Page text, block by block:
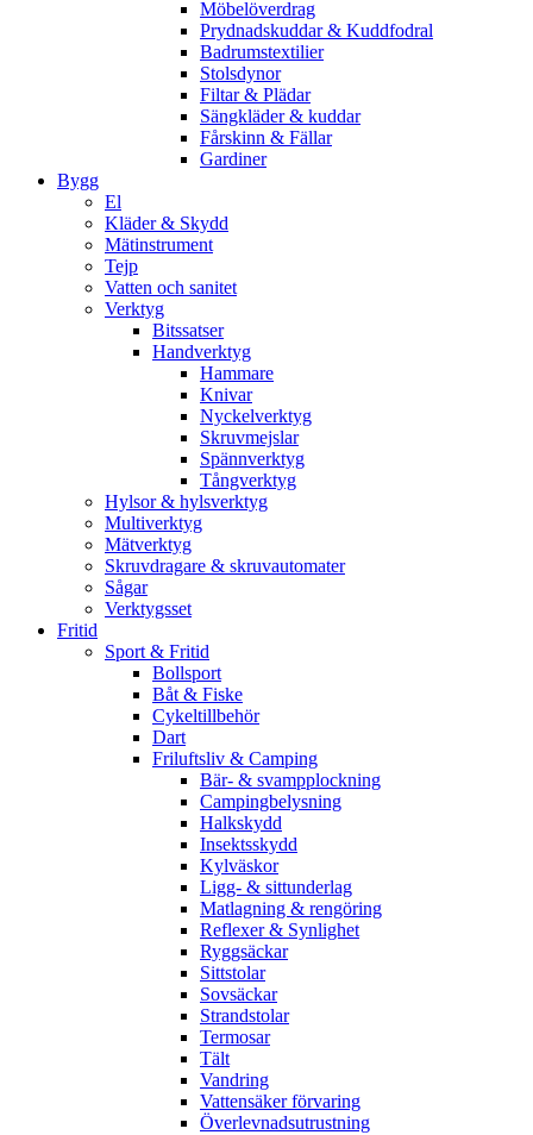
Möbelöverdrag
Prydnadskuddar & Kuddfodral
Badrumstextilier
Stolsdynor
Filtar & Plädar
Sängkläder & kuddar
Fårskinn & Fällar
Gardiner
Bygg
El
Kläder & Skydd
Mätinstrument
Tejp
Vatten och sanitet
Verktyg
Bitssatser
Handverktyg
Hammare
Knivar
Nyckelverktyg
Skruvmejslar
Spännverktyg
Tångverktyg
Hylsor & hylsverktyg
Multiverktyg
Mätverktyg
Skruvdragare & skruvautomater
Sågar
Verktygsset
Fritid
Sport & Fritid
Bollsport
Båt & Fiske
Cykeltillbehör
Dart
Friluftsliv & Camping
Bär- & svampplockning
Campingbelysning
Halkskydd
Insektsskydd
Kylväskor
Ligg- & sittunderlag
Matlagning & rengöring
Reflexer & Synlighet
Ryggsäckar
Sittstolar
Sovsäckar
Strandstolar
Termosar
Tält
Vandring
Vattensäker förvaring
Överlevnadsutrustning